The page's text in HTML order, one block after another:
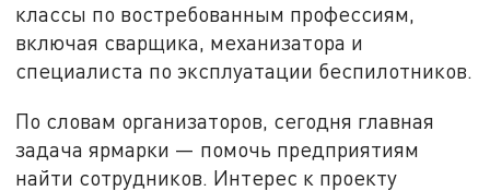
классы по востребованным профессиям,
включая сварщика, механизатора и
специалиста по эксплуатации беспилотников.
По словам организаторов, сегодня главная
задача ярмарки — помочь предприятиям
найти сотрудников. Интерес к проекту